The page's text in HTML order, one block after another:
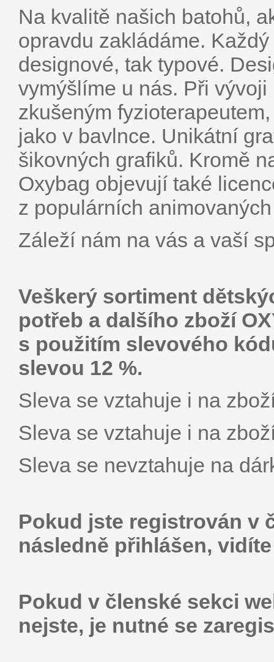
Na kvalitě našich batohů,
opravdu zakládáme.
designové, tak typové.
vymýšlíme u nás. Při
zkušeným
jako v bavlnce. Unikátní
šikovných grafiků. Kromě
Oxybag objevují také
z populárních
Záleží nám na vás a vaší
Veškerý sortiment
potřeb a dalšího zboží
s použitím slevového
slevou 12 %.
Sleva se vztahuje i na
Sleva se vztahuje i na
Sleva se nevztahuje na
Pokud jste registrován v
následně přihlášen,
Pokud v členské sekci
nejste, je nutné se